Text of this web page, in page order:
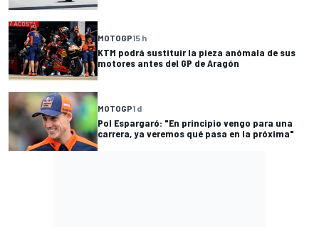
MOTOGP15 h
KTM podrá sustituir la pieza anómala de sus
motores antes del GP de Aragón
MOTOGP1 d
Pol Espargaró: "En principio vengo para una
carrera, ya veremos qué pasa en la próxima"